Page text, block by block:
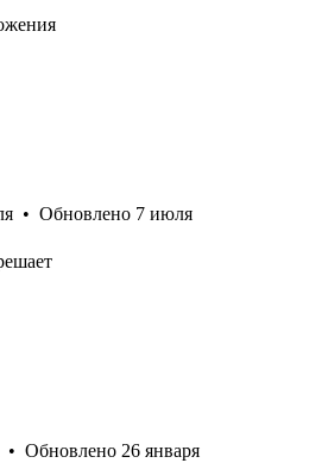
• Обновлено 7 июля
• Обновлено 26 января